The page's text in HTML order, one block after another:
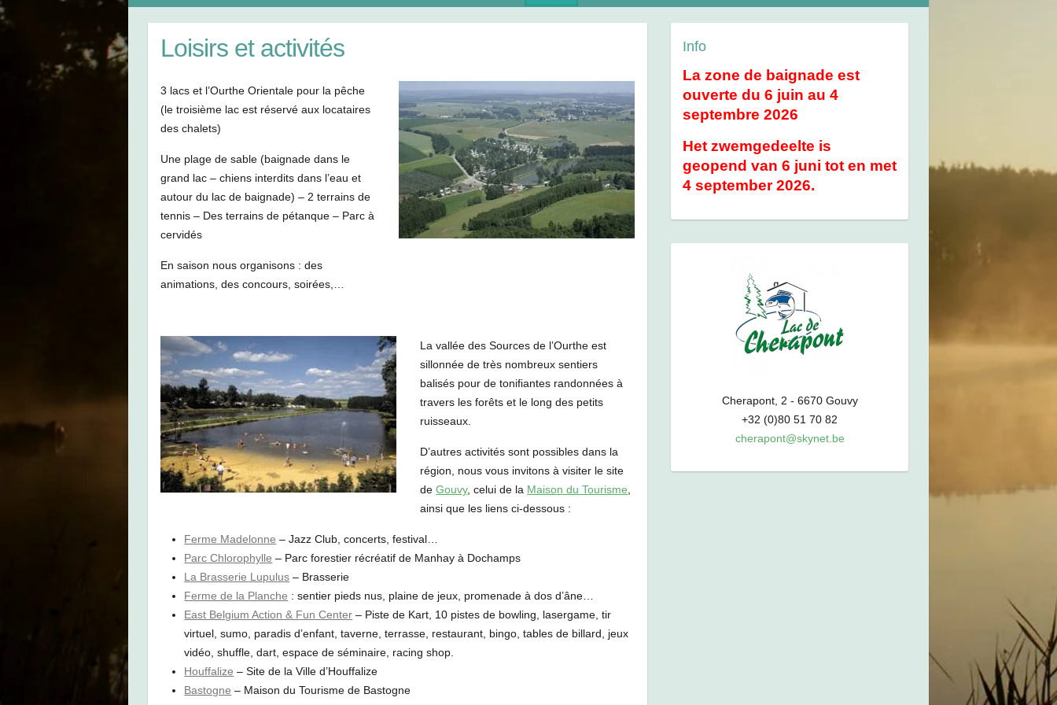
Loisirs et activités
3 lacs et l’Ourthe Orientale pour la pêche
(le troisième lac est réservé aux locataires
des chalets)
Une plage de sable (baignade dans le
grand lac – chiens interdits dans l’eau et
autour du lac de baignade) – 2 terrains de
tennis – Des terrains de pétanque – Parc à
cervidés
En saison nous organisons : des
animations, des concours, soirées,…
La vallée des Sources de l’Ourthe est
sillonnée de très nombreux sentiers
balisés pour de tonifiantes randonnées à
travers les forêts et le long des petits
ruisseaux.
D’autres activités sont possibles dans la
région, nous vous invitons à visiter le site
deGouvy, celui de la Maison du Tourisme
ainsi que les liens ci-dessous :
Ferme Madelonne – Jazz Club, concerts, festival…
Parc Chlorophylle – Parc forestier récréatif de Manhay à Dochamps
La Brasserie Lupulus – Brasserie
Ferme de la Planche : sentier pieds nus, plaine de jeux, promenade à dos d’âne…
East Belgium Action & Fun Center – Piste de Kart, 10 pistes de bowling, lasergame, tir
virtuel, sumo, paradis d’enfant, taverne, terrasse, restaurant, bingo, tables de billard, jeux
vidéo, shuffle, dart, espace de séminaire, racing shop.
Houffalize – Site de la Ville d’Houffalize
Bastogne – Maison du Tourisme de Bastogne
Info
La zone de baignade est
ouverte du 6 juin au 4
septembre 2026
Het zwemgedeelte is
geopend van 6 juni tot en met
4 september 2026.
Cherapont, 2 - 6670 Gouvy
+32 (0)80 51 70 82
cherapont@skynet.be